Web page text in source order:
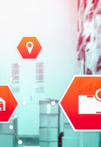
SUSCRÍBASE